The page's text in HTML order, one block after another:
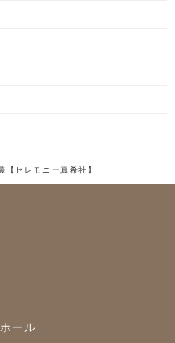
セレモニー真希社】
ール